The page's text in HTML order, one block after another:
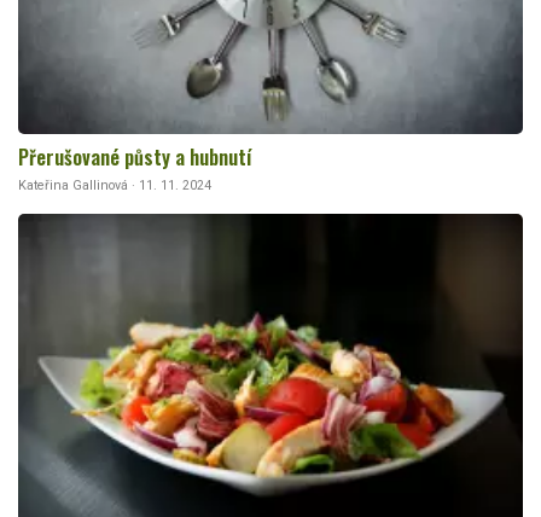
Přerušované půsty a hubnutí
Kateřina Gallinová · 11. 11. 2024